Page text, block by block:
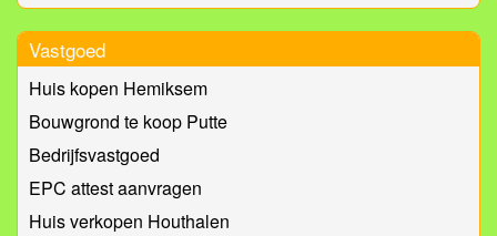
Vastgoed
Huis kopen Hemiksem
Bouwgrond te koop Putte
Bedrijfsvastgoed
EPC attest aanvragen
Huis verkopen Houthalen